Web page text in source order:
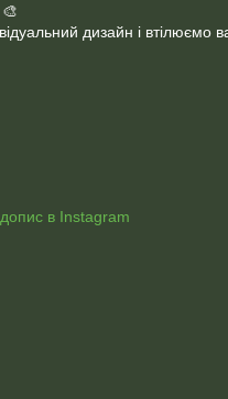
дизайн і втілюємо
в Instagram